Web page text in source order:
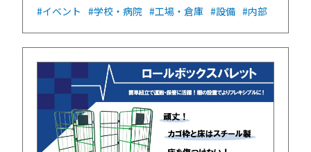
#イベント #学校・病院 #工場・倉庫 #設備 #内部